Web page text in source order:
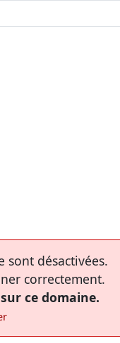
sont désactivées.
correctement.
ce domaine.